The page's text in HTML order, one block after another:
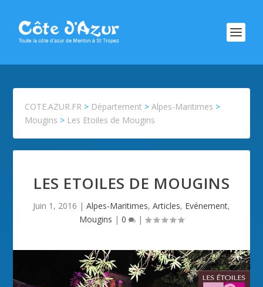
COTE.AZUR.FR > Département >Alpes-Maritimes >
Mougins > Les Etoiles de Mougins
LES ETOILES DE MOUGINS
Juin 1, 2016 | Alpes-Maritimes, Articles, Evénement,
Mougins | 0 |